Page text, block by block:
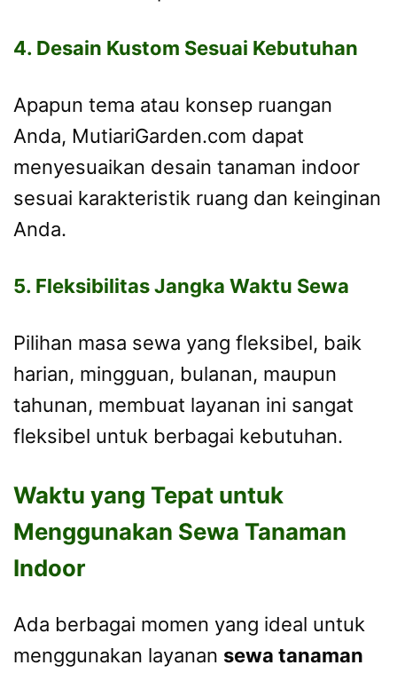
4. Desain Kustom Sesuai Kebutuhan
Apapun tema atau konsep ruangan
Anda, MutiariGarden.com dapat
menyesuaikan desain tanaman indoor
sesuai karakteristik ruang dan keinginan
Anda.
5. Fleksibilitas Jangka Waktu Sewa
Pilihan masa sewa yang fleksibel, baik
harian, mingguan, bulanan, maupun
tahunan, membuat layanan ini sangat
fleksibel untuk berbagai kebutuhan.
Waktu yang Tepat untuk
Menggunakan Sewa Tanaman
Indoor
Ada berbagai momen yang ideal untuk
menggunakan layanan sewa tanaman